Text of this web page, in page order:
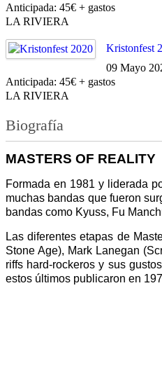
Anticipada: 45€ + gastos
LA RIVIERA
Kristonfest
09 Mayo
Anticipada: 45€ + gastos
LA RIVIERA
Biografía
MASTERS OF REALITY
Formada en 1981 y liderada
muchas bandas que fueron
bandas como Kyuss, Fu
Las diferentes etapas de
Stone Age), Mark Lanegan
riffs hard-rockeros y sus
estos últimos publicaron en